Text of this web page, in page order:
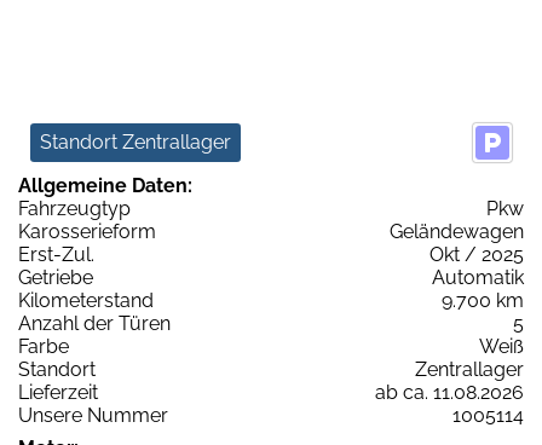
Standort Zentrallager
Allgemeine Daten:
Fahrzeugtyp
Pkw
Karosserieform
Geländewagen
Erst-Zul.
Okt / 2025
Getriebe
Automatik
Kilometerstand
9.700 km
Anzahl der Türen
5
Farbe
Weiß
Standort
Zentrallager
Lieferzeit
ab ca. 11.08.2026
Unsere Nummer
1005114